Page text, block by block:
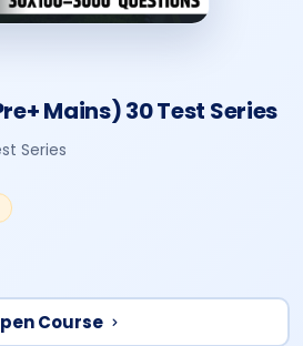
Mains) 30 Test Series
Series
Course